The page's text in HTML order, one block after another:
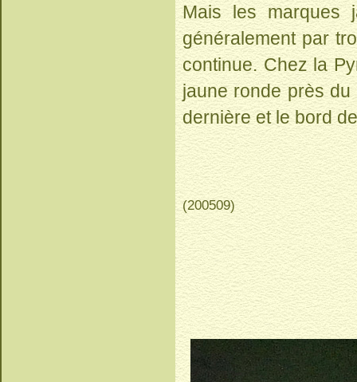
Mais les marques
généralement par
continue. Chez la
jaune ronde près
dernière et le bord
(200509)